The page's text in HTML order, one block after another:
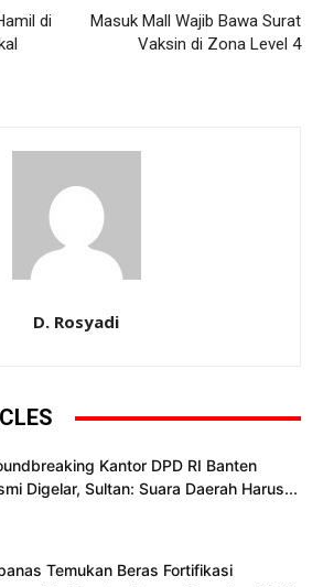
di
Masuk Mall Wajib Bawa Surat
Vaksin di Zona Level 4
D. Rosyadi
Kantor DPD RI Banten
Digelar, Sultan: Suara Daerah Harus...
Temukan Beras Fortifikasi